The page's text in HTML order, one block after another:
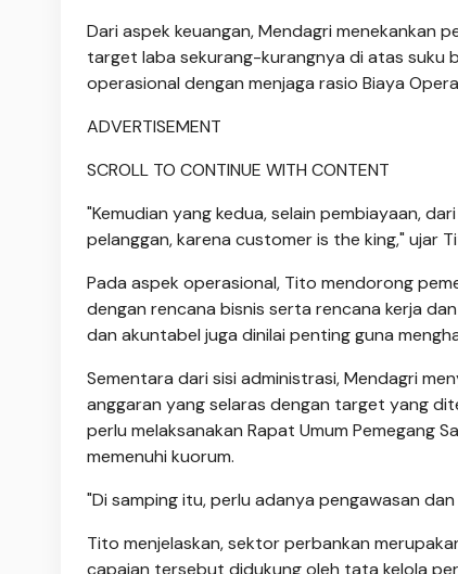
Dari aspek keuangan, Mendagri menekankan
target laba sekurang-kurangnya di atas suku
operasional dengan menjaga rasio Biaya
ADVERTISEMENT
SCROLL TO CONTINUE WITH CONTENT
"Kemudian yang kedua, selain pembiayaan,
pelanggan, karena customer is the king," ujar
Pada aspek operasional, Tito mendorong
dengan rencana bisnis serta rencana kerja
dan akuntabel juga dinilai penting guna
Sementara dari sisi administrasi, Mendagri
anggaran yang selaras dengan target yang
perlu melaksanakan Rapat Umum Pemegang
memenuhi kuorum.
"Di samping itu, perlu adanya pengawasan
Tito menjelaskan, sektor perbankan
capaian tersebut didukung oleh tata kelola